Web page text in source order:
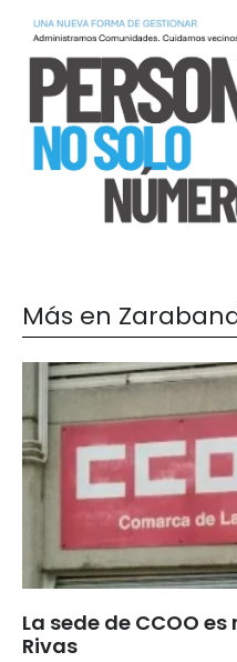
Más en
La sede de CCOO
Rivas